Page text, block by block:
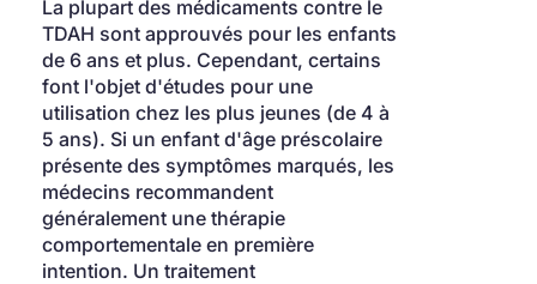
La plupart des médicaments contre le
TDAH sont approuvés pour les enfants
de 6 ans et plus. Cependant, certains
font l'objet d'études pour une
utilisation chez les plus jeunes (de 4 à
5 ans). Si un enfant d'âge préscolaire
présente des symptômes marqués, les
médecins recommandent
généralement une thérapie
comportementale en première
intention. Un traitement